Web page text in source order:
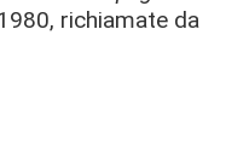
richiamate da